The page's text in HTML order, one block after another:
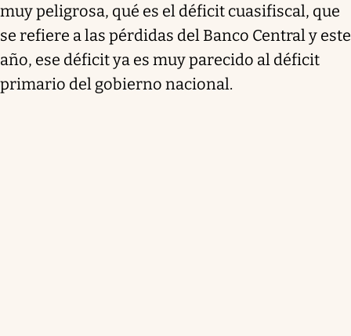
muy peligrosa, qué es el déficit cuasifiscal, que
se refiere a las pérdidas del Banco Central y este
año, ese déficit ya es muy parecido al déficit
primario del gobierno nacional.